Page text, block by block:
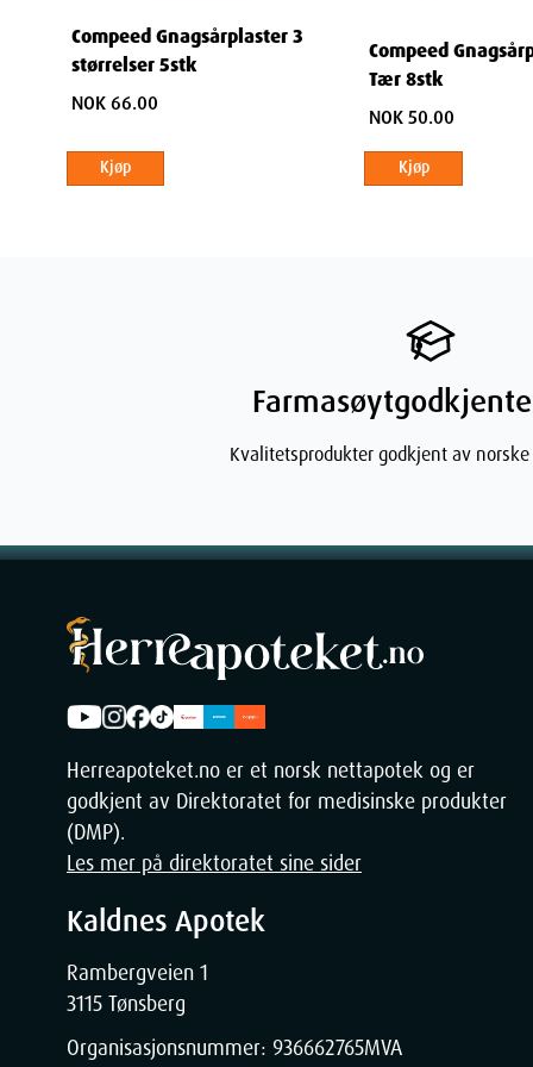
Ingredienser
Compeed Gnagsårplaster 3
størrelser 5stk
NOK 66.00
Kjøp
Compeed
Tær 8stk
NOK 50.00
Kjøp
Kvalitetsprodukter godkjent av
Herreapoteket.no er et norsk nettapotek og er
godkjent av Direktoratet for medisinske produkter
(DMP).
Les mer på direktoratet sine sider
Kaldnes Apotek
Rambergveien 1
3115 Tønsberg
Organisasjonsnummer: 936662765MVA